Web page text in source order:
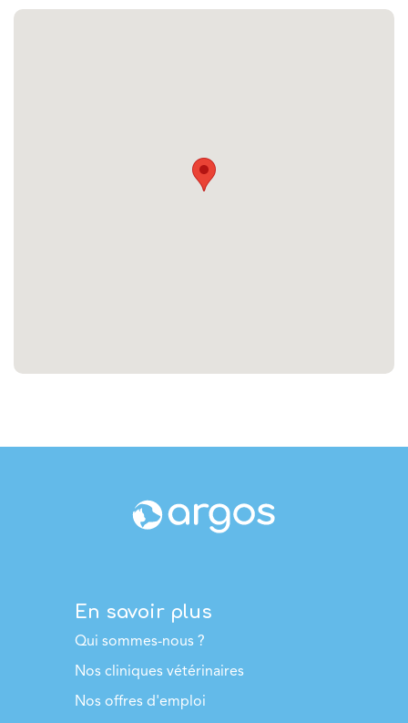
En savoir plus
Qui sommes-nous ?
Nos cliniques vétérinaires
Nos offres d'emploi